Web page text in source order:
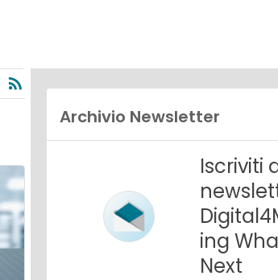
Archivio Newsletter
Iscriviti
ing
Next